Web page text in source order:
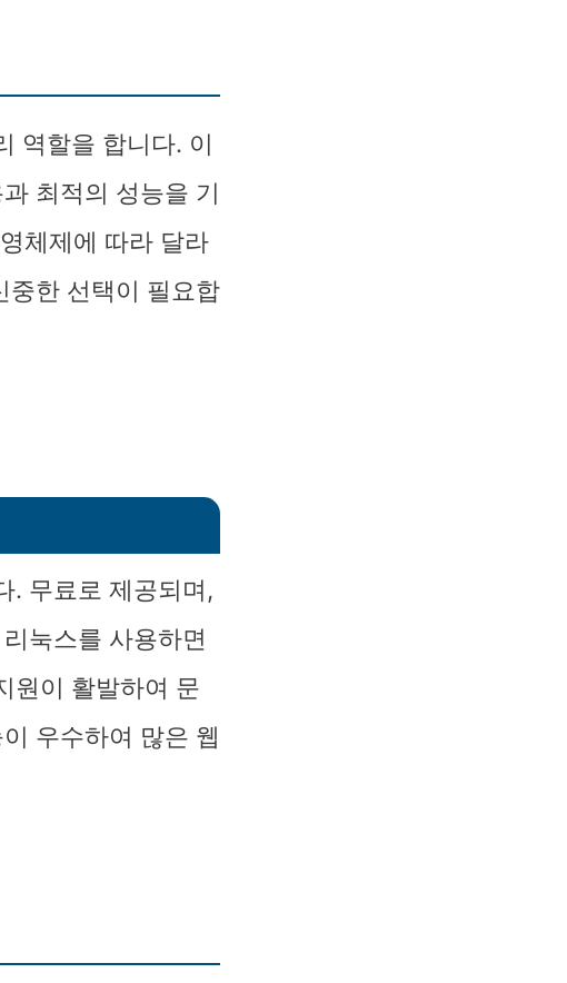
역할을 합니다. 이
최적의 성능을 기
체제에 따라 달라
중한 선택이 필요합
. 무료로 제공되며,
눅스를 사용하면
원이 활발하여 문
우수하여 많은 웹